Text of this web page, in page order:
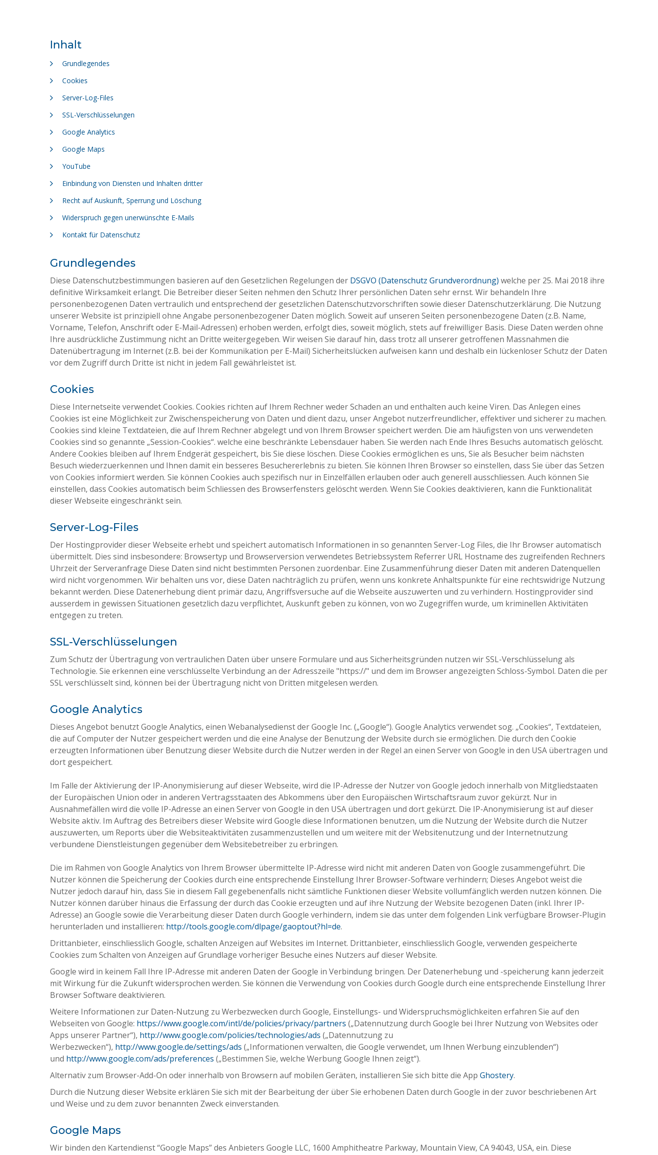
Inhalt
Grundlegendes
Cookies
Server-Log-Files
SSL-Verschlüsselungen
Google Analytics
Google Maps
YouTube
Einbindung von Diensten und Inhalten dritter
Recht auf Auskunft, Sperrung und Löschung
Widerspruch gegen unerwünschte E-Mails
Kontakt für Datenschutz
Grundlegendes
Diese Datenschutzbestimmungen basieren auf den Gesetzlichen Regelungen der DSGVO (Datenschutz Grundverordnung) welche per 25. Mai 2018 ihre
definitive Wirksamkeit erlangt. Die Betreiber dieser Seiten nehmen den Schutz Ihrer persönlichen Daten sehr ernst. Wir behandeln Ihre
personenbezogenen Daten vertraulich und entsprechend der gesetzlichen Datenschutzvorschriften sowie dieser Datenschutzerklärung. Die Nutzung
unserer Website ist prinzipiell ohne Angabe personenbezogener Daten möglich. Soweit auf unseren Seiten personenbezogene Daten (z.B. Name,
Vorname, Telefon, Anschrift oder E-Mail-Adressen) erhoben werden, erfolgt dies, soweit möglich, stets auf freiwilliger Basis. Diese Daten werden ohne
Ihre ausdrückliche Zustimmung nicht an Dritte weitergegeben. Wir weisen Sie darauf hin, dass trotz all unserer getroffenen Massnahmen die
Datenübertragung im Internet (z.B. bei der Kommunikation per E-Mail) Sicherheitslücken aufweisen kann und deshalb ein lückenloser Schutz der Daten
vor dem Zugriff durch Dritte ist nicht in jedem Fall gewährleistet ist.
Cookies
Diese Internetseite verwendet Cookies. Cookies richten auf Ihrem Rechner weder Schaden an und enthalten auch keine Viren. Das Anlegen eines
Cookies ist eine Möglichkeit zur Zwischenspeicherung von Daten und dient dazu, unser Angebot nutzerfreundlicher, effektiver und sicherer zu machen.
Cookies sind kleine Textdateien, die auf Ihrem Rechner abgelegt und von Ihrem Browser speichert werden. Die am häufigsten von uns verwendeten
Cookies sind so genannte „Session-Cookies“. welche eine beschränkte Lebensdauer haben. Sie werden nach Ende Ihres Besuchs automatisch gelöscht.
Andere Cookies bleiben auf Ihrem Endgerät gespeichert, bis Sie diese löschen. Diese Cookies ermöglichen es uns, Sie als Besucher beim nächsten
Besuch wiederzuerkennen und Ihnen damit ein besseres Besuchererlebnis zu bieten. Sie können Ihren Browser so einstellen, dass Sie über das Setzen
von Cookies informiert werden. Sie können Cookies auch spezifisch nur in Einzelfällen erlauben oder auch generell ausschliessen. Auch können Sie
einstellen, dass Cookies automatisch beim Schliessen des Browserfensters gelöscht werden. Wenn Sie Cookies deaktivieren, kann die Funktionalität
dieser Webseite eingeschränkt sein.
Server-Log-Files
Der Hostingprovider dieser Webseite erhebt und speichert automatisch Informationen in so genannten Server-Log Files, die Ihr Browser automatisch
übermittelt. Dies sind insbesondere: Browsertyp und Browserversion verwendetes Betriebssystem Referrer URL Hostname des zugreifenden Rechners
Uhrzeit der Serveranfrage Diese Daten sind nicht bestimmten Personen zuordenbar. Eine Zusammenführung dieser Daten mit anderen Datenquellen
wird nicht vorgenommen. Wir behalten uns vor, diese Daten nachträglich zu prüfen, wenn uns konkrete Anhaltspunkte für eine rechtswidrige Nutzung
bekannt werden. Diese Datenerhebung dient primär dazu, Angriffsversuche auf die Webseite auszuwerten und zu verhindern. Hostingprovider sind
ausserdem in gewissen Situationen gesetzlich dazu verpflichtet, Auskunft geben zu können, von wo Zugegriffen wurde, um kriminellen Aktivitäten
entgegen zu treten.
SSL-Verschlüsselungen
Zum Schutz der Übertragung von vertraulichen Daten über unsere Formulare und aus Sicherheitsgründen nutzen wir SSL-Verschlüsselung als
Technologie. Sie erkennen eine verschlüsselte Verbindung an der Adresszeile "https://" und dem im Browser angezeigten Schloss-Symbol. Daten die per
SSL verschlüsselt sind, können bei der Übertragung nicht von Dritten mitgelesen werden.
Google Analytics
Dieses Angebot benutzt Google Analytics, einen Webanalysedienst der Google Inc. („Google“). Google Analytics verwendet sog. „Cookies“, Textdateien,
die auf Computer der Nutzer gespeichert werden und die eine Analyse der Benutzung der Website durch sie ermöglichen. Die durch den Cookie
erzeugten Informationen über Benutzung dieser Website durch die Nutzer werden in der Regel an einen Server von Google in den USA übertragen und
dort gespeichert.
Im Falle der Aktivierung der IP-Anonymisierung auf dieser Webseite, wird die IP-Adresse der Nutzer von Google jedoch innerhalb von Mitgliedstaaten
der Europäischen Union oder in anderen Vertragsstaaten des Abkommens über den Europäischen Wirtschaftsraum zuvor gekürzt. Nur in
Ausnahmefällen wird die volle IP-Adresse an einen Server von Google in den USA übertragen und dort gekürzt. Die IP-Anonymisierung ist auf dieser
Website aktiv. Im Auftrag des Betreibers dieser Website wird Google diese Informationen benutzen, um die Nutzung der Website durch die Nutzer
auszuwerten, um Reports über die Websiteaktivitäten zusammenzustellen und um weitere mit der Websitenutzung und der Internetnutzung
verbundene Dienstleistungen gegenüber dem Websitebetreiber zu erbringen.
Die im Rahmen von Google Analytics von Ihrem Browser übermittelte IP-Adresse wird nicht mit anderen Daten von Google zusammengeführt. Die
Nutzer können die Speicherung der Cookies durch eine entsprechende Einstellung Ihrer Browser-Software verhindern; Dieses Angebot weist die
Nutzer jedoch darauf hin, dass Sie in diesem Fall gegebenenfalls nicht sämtliche Funktionen dieser Website vollumfänglich werden nutzen können. Die
Nutzer können darüber hinaus die Erfassung der durch das Cookie erzeugten und auf ihre Nutzung der Website bezogenen Daten (inkl. Ihrer IP-
Adresse) an Google sowie die Verarbeitung dieser Daten durch Google verhindern, indem sie das unter dem folgenden Link verfügbare Browser-Plugin
herunterladen und installieren: http://tools.google.com/dlpage/gaoptout?hl=de.
Drittanbieter, einschliesslich Google, schalten Anzeigen auf Websites im Internet. Drittanbieter, einschliesslich Google, verwenden gespeicherte
Cookies zum Schalten von Anzeigen auf Grundlage vorheriger Besuche eines Nutzers auf dieser Website.
Google wird in keinem Fall Ihre IP-Adresse mit anderen Daten der Google in Verbindung bringen. Der Datenerhebung und -speicherung kann jederzeit
mit Wirkung für die Zukunft widersprochen werden. Sie können die Verwendung von Cookies durch Google durch eine entsprechende Einstellung Ihrer
Browser Software deaktivieren.
Weitere Informationen zur Daten-Nutzung zu Werbezwecken durch Google, Einstellungs- und Widerspruchsmöglichkeiten erfahren Sie auf den
Webseiten von Google: https://www.google.com/intl/de/policies/privacy/partners („Datennutzung durch Google bei Ihrer Nutzung von Websites oder
Apps unserer Partner“), http://www.google.com/policies/technologies/ads („Datennutzung zu
Werbezwecken“), http://www.google.de/settings/ads („Informationen verwalten, die Google verwendet, um Ihnen Werbung einzublenden“)
und http://www.google.com/ads/preferences („Bestimmen Sie, welche Werbung Google Ihnen zeigt“).
Alternativ zum Browser-Add-On oder innerhalb von Browsern auf mobilen Geräten, installieren Sie sich bitte die App Ghostery.
Durch die Nutzung dieser Website erklären Sie sich mit der Bearbeitung der über Sie erhobenen Daten durch Google in der zuvor beschriebenen Art
und Weise und zu dem zuvor benannten Zweck einverstanden.
Google Maps
Wir binden den Kartendienst “Google Maps” des Anbieters Google LLC, 1600 Amphitheatre Parkway, Mountain View, CA 94043, USA, ein. Diese